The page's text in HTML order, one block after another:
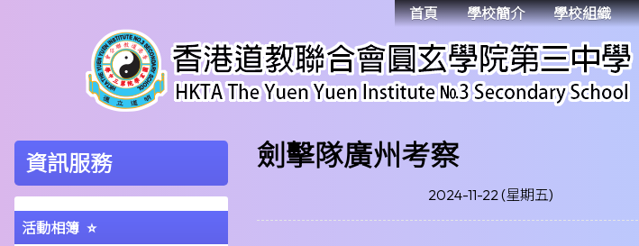
首頁 學校簡介 學校組織
資訊服務
活動相簿
劍擊隊廣州考察
2024-11-22 (星期五)